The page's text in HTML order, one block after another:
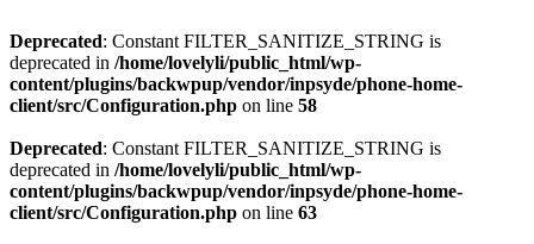
Deprecated: Constant FILTER_SANITIZE_STRING is
deprecated in /home/lovelyli/public_html/wp-
content/plugins/backwpup/vendor/inpsyde/phone-home-
client/src/Configuration.php on line 58
Deprecated: Constant FILTER_SANITIZE_STRING is
deprecated in /home/lovelyli/public_html/wp-
content/plugins/backwpup/vendor/inpsyde/phone-home-
client/src/Configuration.php on line 63